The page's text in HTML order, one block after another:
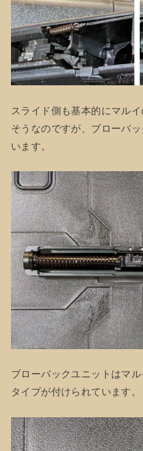
スライド側も基本的にマル
そうなのですが、ブローバ
います。
ブローバックユニットはマ
タイプが付けられています。